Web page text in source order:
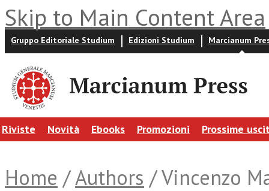
Skip to Main Content Area
Gruppo Editoriale Studium Edizioni Studium Marcianum
Riviste Novità Ebooks Promozioni Prossime
Home /Authors / Vincenzo